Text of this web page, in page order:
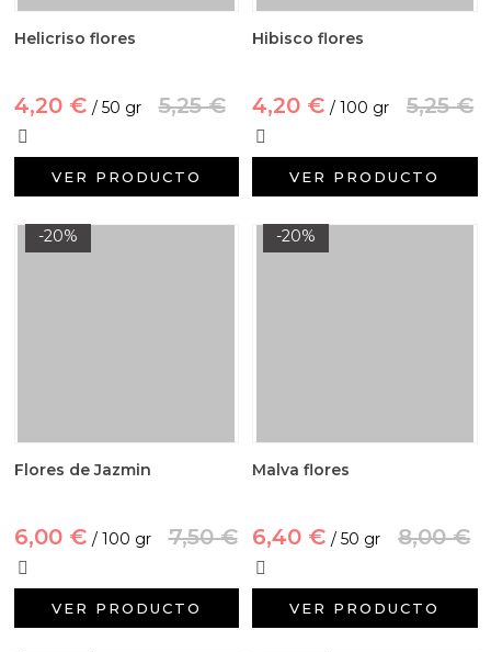
Helicriso flores
4,20 € / 50 gr 5,25 €
VER PRODUCTO
Hibisco flores
4,20 € / 100 gr 5,25 €
VER PRODUCTO
-20%
Flores de Jazmin
6,00 € / 100 gr 7,50 €
VER PRODUCTO
-20%
Malva flores
6,40 € / 50 gr 8,00 €
VER PRODUCTO